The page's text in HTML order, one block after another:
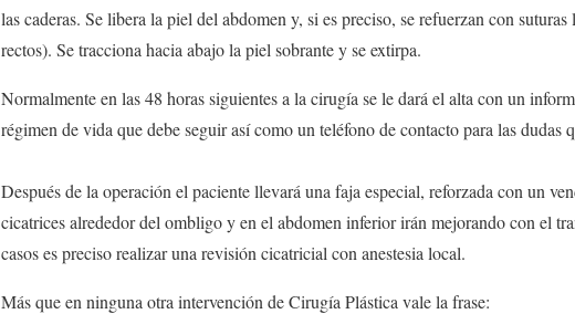
las caderas. Se libera la piel del abdomen y, si es preciso, se refuerzan con
rectos). Se tracciona hacia abajo la piel sobrante y se extirpa.
Normalmente en las 48 horas siguientes a la cirugía se le dará el alta con un
régimen de vida que debe seguir así como un teléfono de contacto para las dudas
Después de la operación el paciente llevará una faja especial, reforzada con un
cicatrices alrededor del ombligo y en el abdomen inferior irán mejorando con el
casos es preciso realizar una revisión cicatricial con anestesia local.
Más que en ninguna otra intervención de Cirugía Plástica vale la frase: